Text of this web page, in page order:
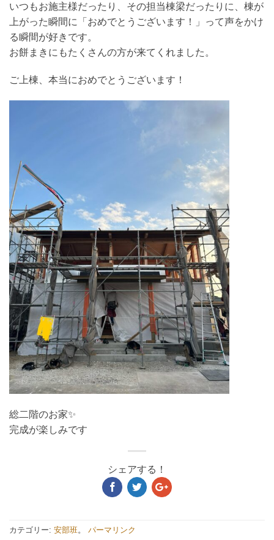
いつもお施主様だったり、その担当棟梁だったりに、棟が
上がった瞬間に「おめでとうございます！」って声をかけ
る瞬間が好きです。
お餅まきにもたくさんの方が来てくれました。
ご上棟、本当におめでとうございます！
総二階のお家✨
完成が楽しみです
シェアする！
カテゴリー: 安部班。 パーマリンク